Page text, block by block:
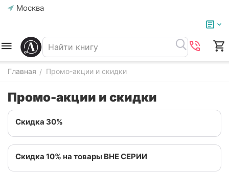
Москва
Главная / Промо-акции и скидки
Промо-акции и скидки
Скидка 30%
Скидка 10% на товары ВНЕ СЕРИИ